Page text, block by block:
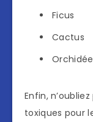
Ficus
Cactus
Enfin,
toxiques pour